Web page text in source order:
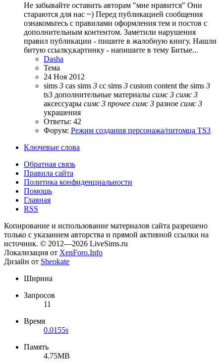
Не забывайте оставить авторам "мне нравится" Они
стараются для нас ~) Перед публикацией сообщения
ознакомьтесь с правилами оформления тем и постов с
дополнительным контентом. Заметили нарушения
правил публикации - пишите в жалобную книгу. Нашли
битую ссылку,картинку - напишите в тему Битые...
Dasha
Тема
24 Ноя 2012
sims 3 cas sims 3 cc sims 3 custom content the sims 3
ts3 дополнительные материалы симс 3 симс 3
аксессуары симс 3 прочее симс 3 разное симс 3
украшения
Ответы: 42
Форум: Режим создания персонажа/питомца TS3
Ключевые слова
Обратная связь
Правила сайта
Политика конфиденциальности
Помощь
Главная
RSS
Копирование и использование материалов сайта разрешено
только с указанием авторства и прямой активной ссылки на
источник. © 2012—2026 LiveSims.ru
Локализация от XenForo.Info
Дизайн от Sheokate
Ширина
Запросов
11
Время
0.0155s
Память
4.75MB